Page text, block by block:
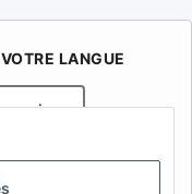
LANGUE